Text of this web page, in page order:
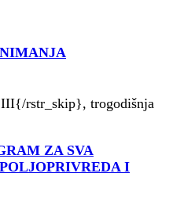
rstr_skip}, trogodišnja
ZA SVA
I